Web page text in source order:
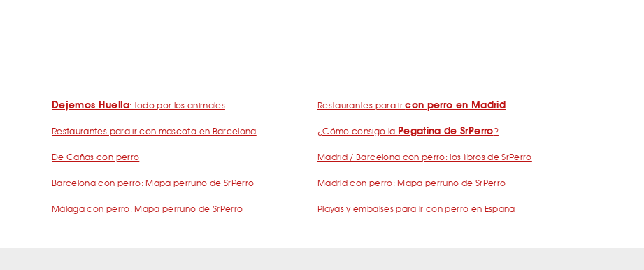
Dejemos Huella: todo por los animales
Restaurantes para ir con mascota en Barcelona
De Cañas con perro
Barcelona con perro: Mapa perruno de SrPerro
Málaga con perro: Mapa perruno de SrPerro
Restaurantes para ircon perro en Madrid
¿Cómo consigo la Pegatina de SrPerro?
Madrid / Barcelona con perro: los libros de SrPerro
Madrid con perro: Mapa perruno de SrPerro
Playas y embalses para ir con perro en España